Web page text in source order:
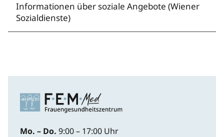
Informationen über soziale Angebote (Wiener
Sozialdienste)
Mo. – Do. 9:00 – 17:00 Uhr